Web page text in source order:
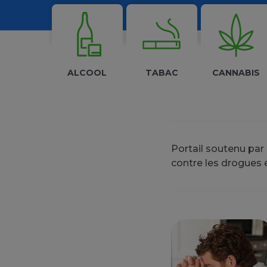
Les addictions
ALCOOL TABAC CANNABIS
Portail soutenu
contre les drogues